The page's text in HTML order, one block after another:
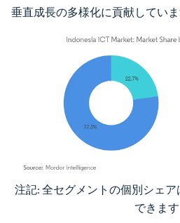
垂直成長の多様化に貢献していま
画像 © Mordor Intelligence。再利用にはCC
注記: 全セグメントの個別シェ
できます